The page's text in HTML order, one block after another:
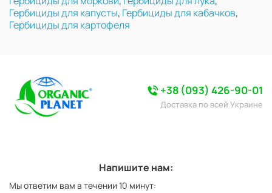
Гербициды для капусты, Гербициды для кабачков,
Гербициды для картофеля
+38 (093) 426-90-01
Доставка по всей Украине
Напишите нам:
Мы ответим вам в течении 10 минут: